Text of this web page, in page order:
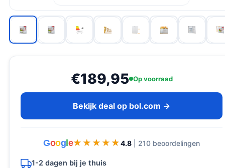
€189,95 Op voorraad
Bekijk deal op bol.com →
Goog e★★★★★
★★★★★ 4.8 | 210 beoordelingen
1-2 dagen bij je thuis